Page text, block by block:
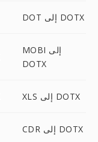
DOT إلى DOTX
MOBI إلى
DOTX
XLS إلى DOTX
CDR إلى DOTX